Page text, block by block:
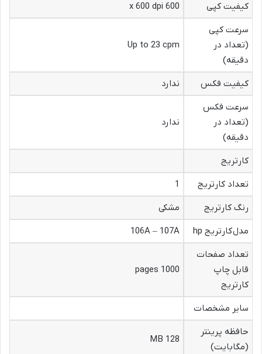
کیفیت کپی
600 x 600 dpi
سرعت کپی
(تعداد در
دقیقه)
Up to 23 cpm
کیفیت فکس
ندارد
سرعت فکس
(تعداد در
دقیقه)
ندارد
کارتریج
تعداد کارتریج
1
رنگ کارتریج
مشکی
مدلکارتریج hp
106A – 107A
تعداد صفحات
قابل چاپ
کارتریج
1000 pages
سایر مشخصات
حافظه پرینتر
(مگابایت)
128 MB